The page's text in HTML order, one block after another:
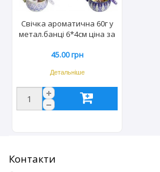
Свічка ароматична 60г у
метал.банці 6*4см ціна за
45.00 грн
Детальніше
Контакти